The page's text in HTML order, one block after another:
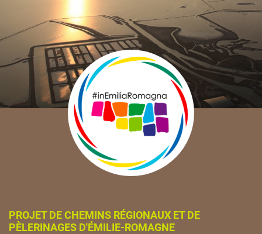
PROJET DE CHEMINS RÉGIONAUX ET DE
PÈLERINAGES D'ÉMILIE-ROMAGNE